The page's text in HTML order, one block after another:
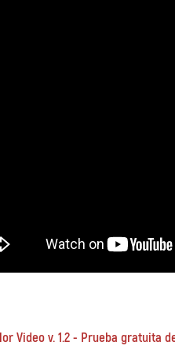
Video v. 1.2 - Prueba gratuita